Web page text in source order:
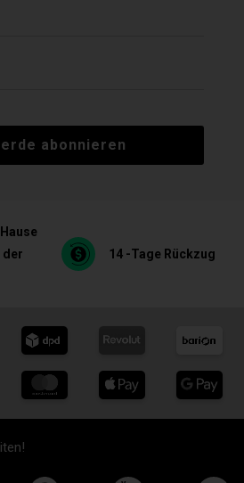
abonnieren
der
14 -Tage Rückzug